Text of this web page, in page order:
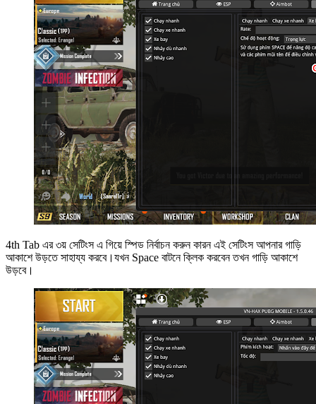
4th Tab এর ৩য় সেটিংস এ গিয়ে স্পিড নির্বাচন করুন কারন এই সেটিংস আপনার গাড়ি
আকাশে উড়তে সাহায্য করবে।যখন Space বাটনে ক্লিক করবেন তখন গাড়ি আকাশে
উড়বে।